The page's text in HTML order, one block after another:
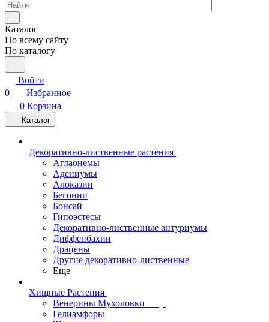
Каталог
По всему сайту
По каталогу
Войти
0
Избранное
0 Корзина
Каталог
Декоративно-лиственные растения
Аглаонемы
Адениумы
Алоказии
Бегонии
Бонсай
Гипоэстесы
Декоративно-лиственные антуриумы
Диффенбахии
Драцены
Другие декоративно-лиственные
Еще
Хищные Растения
Венерины Мухоловки
Гелиамфоры